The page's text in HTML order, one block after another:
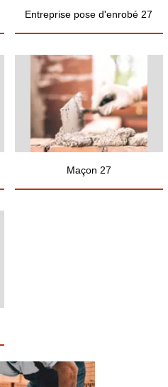
Entreprise pose d'enrobé 27
Maçon 27